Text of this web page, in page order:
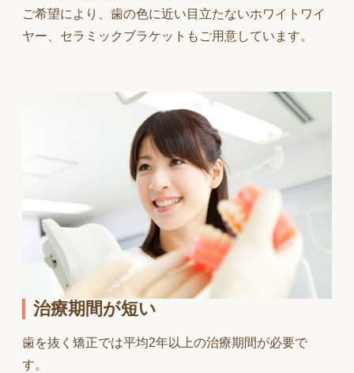
ご希望により、歯の色に近い目立たないホワイトワイ
ヤー、セラミックブラケットもご用意しています。
治療期間が短い
歯を抜く矯正では平均2年以上の治療期間が必要で
す。